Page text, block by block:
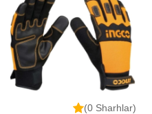
(0 Sharhlar)